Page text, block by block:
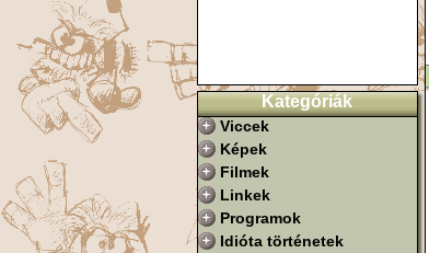
Kategóriák
Viccek
Képek
Filmek
Linkek
Programok
Idióta történetek